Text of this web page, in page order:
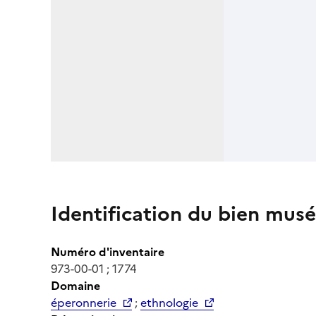
Identification du bien
Numéro d'inventaire
973-00-01 ; 1774
Domaine
éperonnerie
;ethnologie